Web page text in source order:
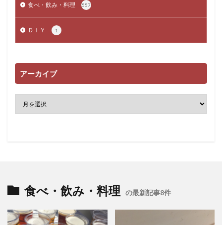
食べ・飲み・料理 557
ＤＩＹ 1
アーカイブ
食べ・飲み・料理 の最新記事8件